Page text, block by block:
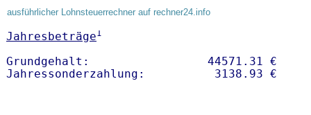
ausführlicher Lohnsteuerrechner auf rechner24.info
Jahresbeträge1
Grundgehalt:                 44571.31 €